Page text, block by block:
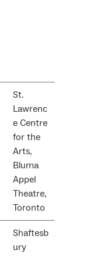
St.
Lawrenc
e Centre
for the
Arts,
Bluma
Appel
Theatre,
Toronto
Shaftesb
ury